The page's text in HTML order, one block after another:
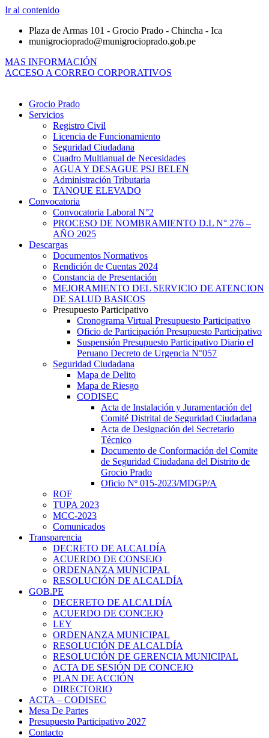
Ir al contenido
Plaza de Armas 101 - Grocio Prado - Chincha - Ica
munigrocioprado@munigrocioprado.gob.pe
MAS INFORMACIÓN
ACCESO A CORREO CORPORATIVOS
Grocio Prado
Servicios
Registro Civil
Licencia de Funcionamiento
Seguridad Ciudadana
Cuadro Multianual de Necesidades
AGUA Y DESAGUE PSJ BELEN
Administración Tributaria
TANQUE ELEVADO
Convocatoria
Convocatoria Laboral N°2
PROCESO DE NOMBRAMIENTO D.L N° 276 –
AÑO 2025
Descargas
Documentos Normativos
Rendición de Cuentas 2024
Constancia de Presentación
MEJORAMIENTO DEL SERVICIO DE ATENCION
DE SALUD BASICOS
Presupuesto Participativo
Cronograma Virtual Presupuesto Participativo
Oficio de Participación Presupuesto Participativo
Suspensión Presupuesto Participativo Diario el
Peruano Decreto de Urgencia N°057
Seguridad Ciudadana
Mapa de Delito
Mapa de Riesgo
CODISEC
Acta de Instalación y Juramentación del
Comité Distrital de Seguridad Ciudadana
Acta de Designación del Secretario
Técnico
Documento de Conformación del Comite
de Seguridad Ciudadana del Distrito de
Grocio Prado
Oficio Nº 015-2023/MDGP/A
ROF
TUPA 2023
MCC-2023
Comunicados
Transparencia
DECRETO DE ALCALDÍA
ACUERDO DE CONSEJO
ORDENANZA MUNICIPAL
RESOLUCIÓN DE ALCALDÍA
GOB.PE
DECERETO DE ALCALDÍA
ACUERDO DE CONCEJO
LEY
ORDENANZA MUNICIPAL
RESOLUCIÓN DE ALCALDÍA
RESOLUCIÓN DE GERENCIA MUNICIPAL
ACTA DE SESIÓN DE CONCEJO
PLAN DE ACCIÓN
DIRECTORIO
ACTA – CODISEC
Mesa De Partes
Presupuesto Participativo 2027
Contacto